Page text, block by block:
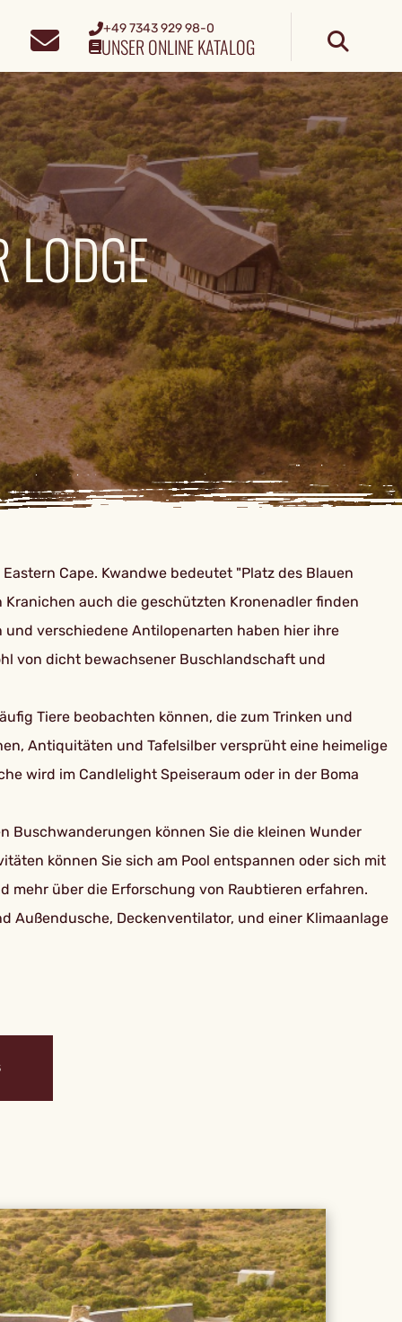
+49 7343 929 98-0
UNSER ONLINE KATALOG
Cape. Kwandwe bedeutet "Platz des Blauen
auch die geschützten Kronenadler finden
und verschiedene Antilopenarten haben hier ihre
von dicht bewachsener Buschlandschaft und
Tiere beobachten können, die zum Trinken und
Antiquitäten und Tafelsilber versprüht eine heimelige
wird im Candlelight Speiseraum oder in der Boma
können Sie die kleinen Wunder
können Sie sich am Pool entspannen oder sich mit
mehr über die Erforschung von Raubtieren erfahren.
Außendusche, Deckenventilator, und einer Klimaanlage